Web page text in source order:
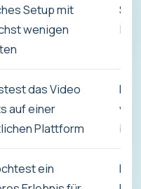
Setup mit
wenigen
das Video
auf einer
Plattform
ein